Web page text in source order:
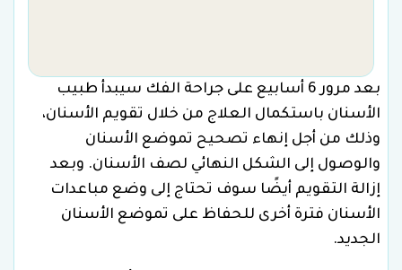
بعد مرور 6 أسابيع على جراحة الفك سيبدأ طبيب
الأسنان باستكمال العلاج من خلال تقويم الأسنان،
وذلك من أجل إنهاء تصحيح تموضع الأسنان
والوصول إلى الشكل النهائي لصف الأسنان. وبعد
إزالة التقويم أيضًا سوف تحتاج إلى وضع مباعدات
الأسنان فترة أخرى للحفاظ على تموضع الأسنان
الجديد.